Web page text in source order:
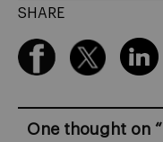
SHARE
One thought on “